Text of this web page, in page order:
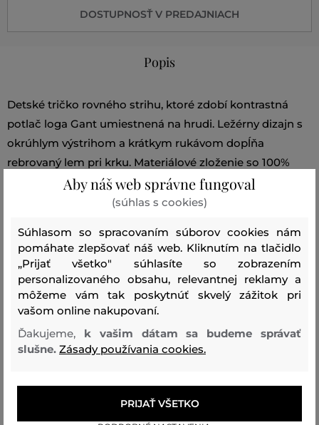
DOSTUPNOSŤ V PREDAJNIACH
Popis
Detské tričko rovného strihu, ktoré zdobí kontrastná
potlač loga Gant umiestnená na hrudi. Ležérny dizajn s
okrúhlym výstrihom a krátkym rukávom dopĺňa
rebrovaný lem pri krku. Materiálové zloženie so 100%
podielom prémiovej bavlny zaručuje dokonalú
priedušnosť a maximálne príjemný pocit pri nosení.
na každodenné nosenie.
Sezóna: SS26 Kód produktu: 812100003-326-GB-110
Zloženie
Aby náš web správne fungoval
(súhlas s cookies)
Súhlasom so spracovaním súborov cookies nám
pomáhate zlepšovať náš web. Kliknutím na tlačidlo
„Prijať všetko" súhlasíte so zobrazením
personalizovaného obsahu, relevantnej reklamy a
môžeme vám tak poskytnúť skvelý zážitok pri
vašom online nakupovaní.
Ďakujeme, k vašim dátam sa budeme správať
slušne. Zásady používania cookies.
PRIJAŤ VŠETKO